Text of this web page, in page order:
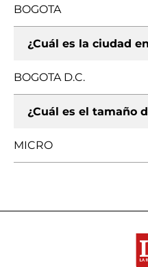
BOGOTA
¿Cuál es la ciudad
BOGOTA D.C.
¿Cuál es el tamaño
MICRO